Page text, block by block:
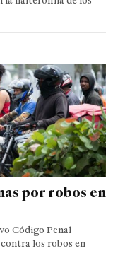
por robos en
Código Penal
los robos en